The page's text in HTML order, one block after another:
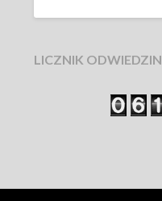
LICZNIK ODWIEDZIN